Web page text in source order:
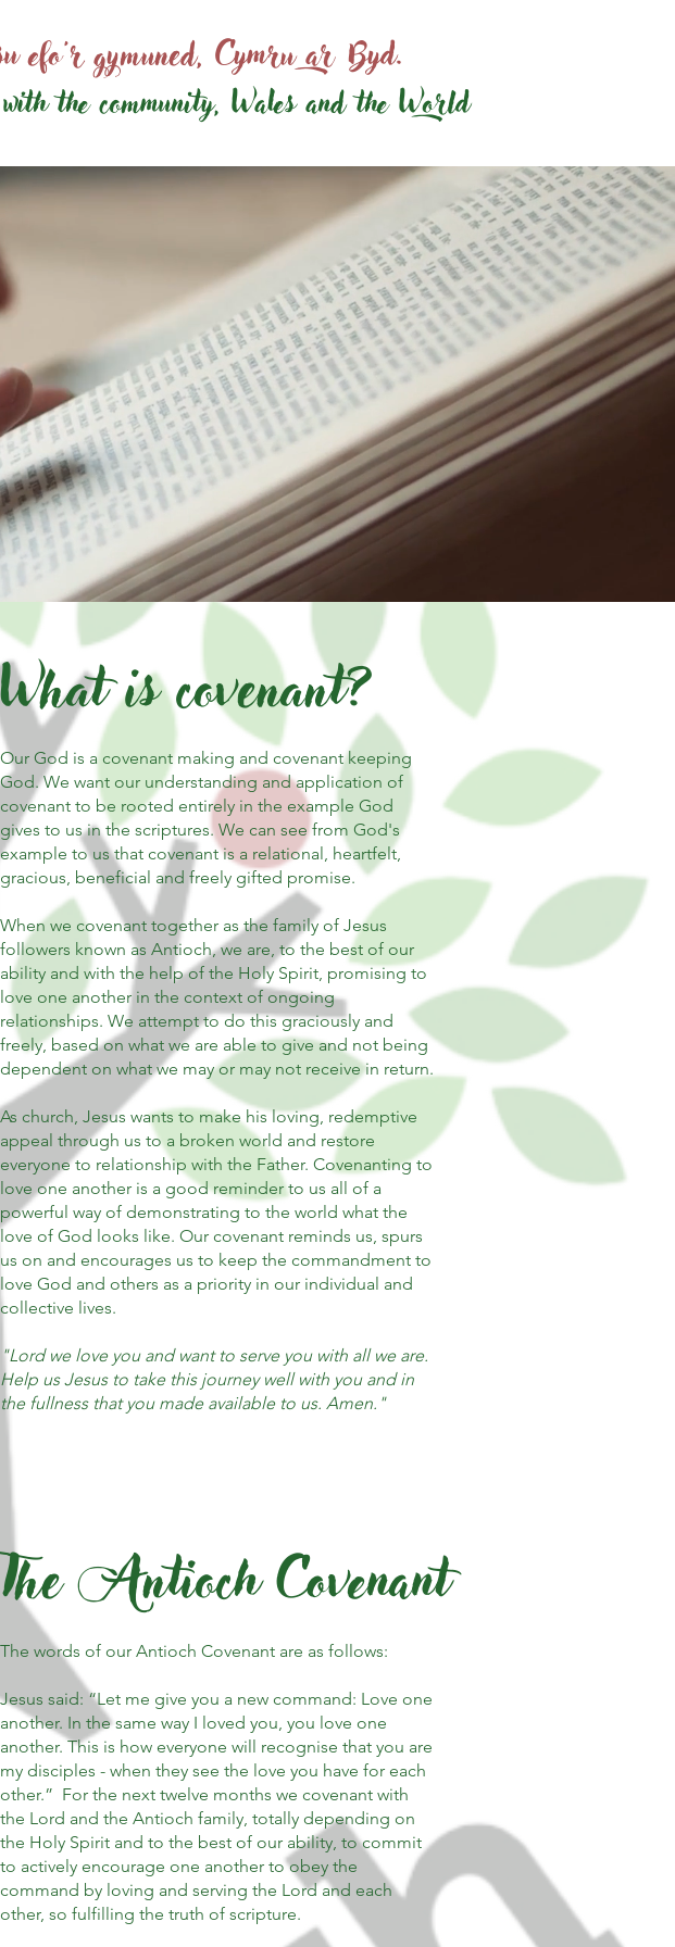
with the community, Wales and the World
efo'r gymuned, Cymru ar Byd.
What is covenant?
Our God is a covenant making and covenant keeping
God. We want our understanding and application of
covenant to be rooted entirely in the example God
gives to us in the scriptures. We can see from God's
example to us that covenant is a relational, heartfelt,
gracious, beneficial and freely gifted promise.
When we covenant together as the family of Jesus
followers known as Antioch, we are, to the best of our
ability and with the help of the Holy Spirit, promising to
love one another in the context of ongoing
relationships. We attempt to do this graciously and
freely, based on what we are able to give and not being
dependent on what we may or may not receive in return.
As church, Jesus wants to make his loving, redemptive
appeal through us to a broken world and restore
everyone to relationship with the Father. Covenanting to
love one another is a good reminder to us all of a
powerful way of demonstrating to the world what the
love of God looks like. Our covenant reminds us, spurs
us on and encourages us to keep the commandment to
love God and others as a priority in our individual and
collective lives.
"Lord we love you and want to serve you with all we are.
Help us Jesus to take this journey well with you and in
the fullness that you made available to us. Amen."
The Antioch Covenant
The words of our Antioch Covenant are as follows:
Jesus said: “Let me give you a new command: Love one
another. In the same way I loved you, you love one
another. This is how everyone will recognise that you are
my disciples - when they see the love you have for each
other.” For the next twelve months we covenant with
the Lord and the Antioch family, totally depending on
the Holy Spirit and to the best of our ability, to commit
to actively encourage one another to obey the
command by loving and serving the Lord and each
other, so fulfilling the truth of scripture.